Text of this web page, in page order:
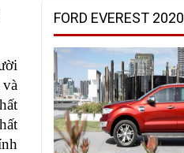
FORD EVEREST 2020